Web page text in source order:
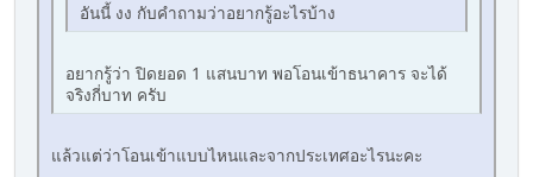
อันนี้ งง กับคำถามว่าอยากรู้อะไรบ้าง
อยากรู้ว่า ปิดยอด 1 แสนบาท พอโอนเข้าธนาคาร จะได้
จริงกี่บาท ครับ
แล้วแต่ว่าโอนเข้าแบบไหนและจากประเทศอะไรนะคะ